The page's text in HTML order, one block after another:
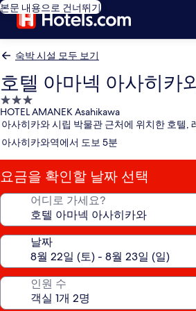
본문 내용으로 건너뛰기
숙박 시설 모두 보기
호텔 아마넥 아사히카
3.0
성
급
숙
박
시
설
HOTEL AMANEK Asahikawa
아사히카와 시립 박물관 근처에 위치한 호텔,
아사히카와역에서 도보 5분
요금을 확인할 날짜 선택
어디로 가세요?
날짜
인원 수